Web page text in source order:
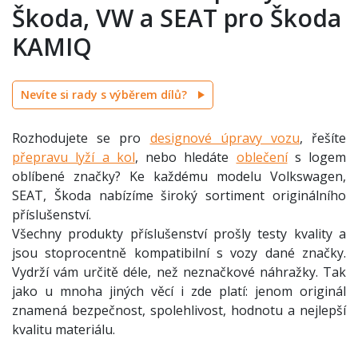
Škoda, VW a SEAT pro Škoda
KAMIQ
Nevíte si rady s výběrem dílů?
Rozhodujete se pro designové úpravy vozu, řešíte
přepravu lyží a kol, nebo hledáte oblečenís logem
oblíbené značky? Ke každému modelu Volkswagen,
SEAT, Škoda nabízíme široký sortiment originálního
příslušenství.
Všechny produkty příslušenství prošly testy kvality a
jsou stoprocentně kompatibilní s vozy dané značky.
Vydrží vám určitě déle, než neznačkové náhražky. Tak
jako u mnoha jiných věcí i zde platí: jenom originál
znamená bezpečnost, spolehlivost, hodnotu a nejlepší
kvalitu materiálu.